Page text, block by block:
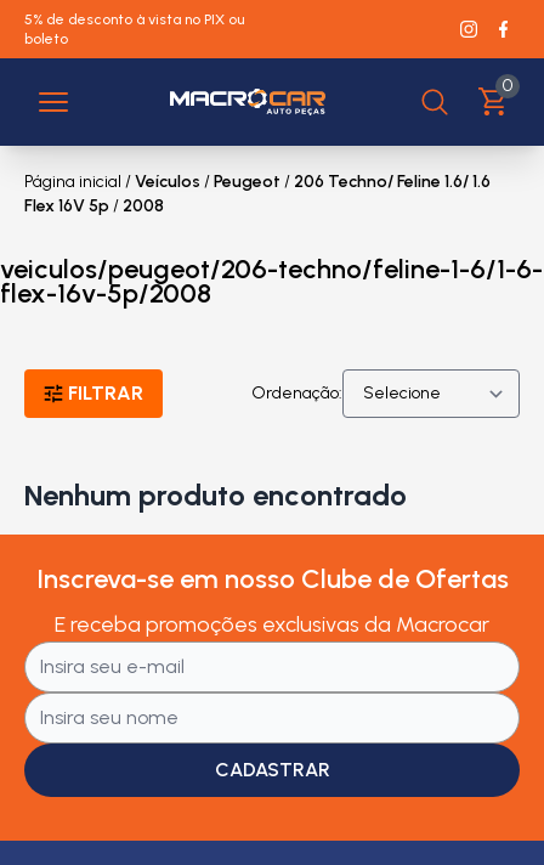
5% de desconto à vista no PIX ou
boleto
0
Página inicial /Veículos /Peugeot / 206 Techno/ Feline 1.6/ 1.6
Flex 16V 5p/ 2008
veiculos/peugeot/206-techno/feline-1-6/1-6-
flex-16v-5p/2008
FILTRAR Ordenação:
Nenhum produto encontrado
Inscreva-se em nosso Clube de Ofertas
E receba promoções exclusivas da Macrocar
CADASTRAR